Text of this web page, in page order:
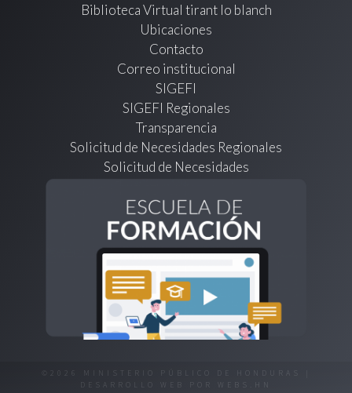
Biblioteca Virtual tirant lo blanch
Ubicaciones
Contacto
Correo institucional
SIGEFI
SIGEFI Regionales
Transparencia
Solicitud de Necesidades Regionales
Solicitud de Necesidades
©2026 MINISTERIO PÚBLICO DE HONDURAS |
DESARROLLO WEB POR
WEBS.HN